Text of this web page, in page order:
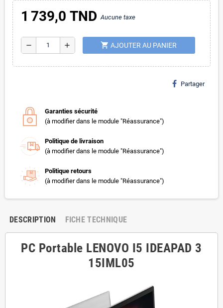
1 739,0 TNDAucune taxe
remove add shopping_cart AJOUTER AU PANIER
Partager
Garanties sécurité
(à modifier dans le module "Réassurance")
Politique de livraison
(à modifier dans le module "Réassurance")
Politique retours
(à modifier dans le module "Réassurance")
DESCRIPTION FICHE TECHNIQUE
PC Portable LENOVO I5 IDEAPAD 3
15IML05